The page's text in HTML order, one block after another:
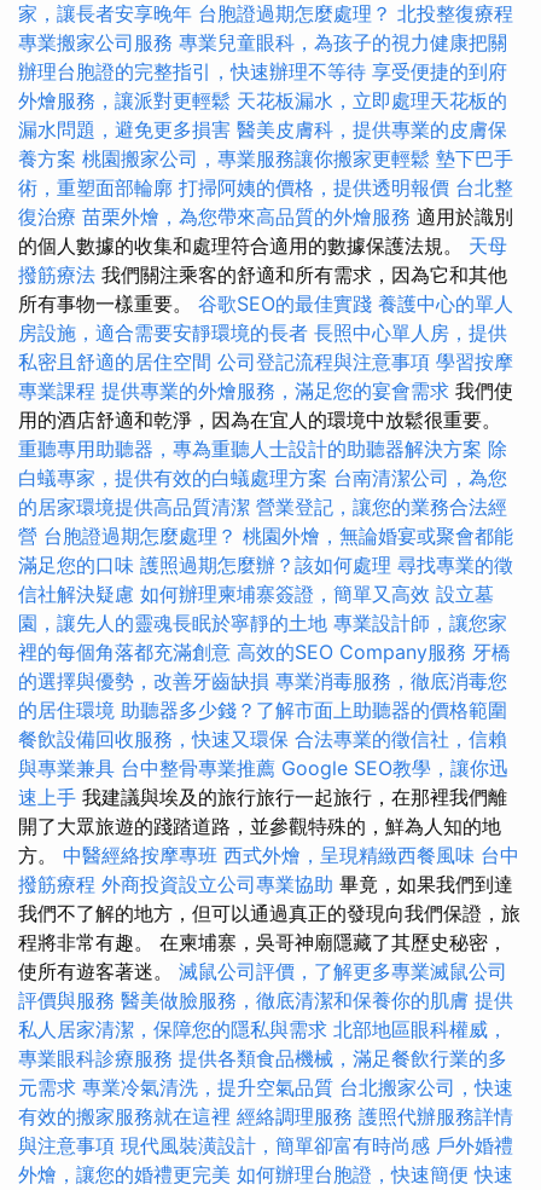
家，讓長者安享晚年 台胞證過期怎麼處理？ 北投整復療程
專業搬家公司服務 專業兒童眼科，為孩子的視力健康把關
辦理台胞證的完整指引，快速辦理不等待 享受便捷的到府
外燴服務，讓派對更輕鬆 天花板漏水，立即處理天花板的
漏水問題，避免更多損害 醫美皮膚科，提供專業的皮膚保
養方案 桃園搬家公司，專業服務讓你搬家更輕鬆 墊下巴手
術，重塑面部輪廓 打掃阿姨的價格，提供透明報價 台北整
復治療 苗栗外燴，為您帶來高品質的外燴服務 適用於識別
的個人數據的收集和處理符合適用的數據保護法規。 天母
撥筋療法 我們關注乘客的舒適和所有需求，因為它和其他
所有事物一樣重要。 谷歌SEO的最佳實踐 養護中心的單人
房設施，適合需要安靜環境的長者 長照中心單人房，提供
私密且舒適的居住空間 公司登記流程與注意事項 學習按摩
專業課程 提供專業的外燴服務，滿足您的宴會需求 我們使
用的酒店舒適和乾淨，因為在宜人的環境中放鬆很重要。
重聽專用助聽器，專為重聽人士設計的助聽器解決方案 除
白蟻專家，提供有效的白蟻處理方案 台南清潔公司，為您
的居家環境提供高品質清潔 營業登記，讓您的業務合法經
營 台胞證過期怎麼處理？ 桃園外燴，無論婚宴或聚會都能
滿足您的口味 護照過期怎麼辦？該如何處理 尋找專業的徵
信社解決疑慮 如何辦理柬埔寨簽證，簡單又高效 設立墓
園，讓先人的靈魂長眠於寧靜的土地 專業設計師，讓您家
裡的每個角落都充滿創意 高效的SEO Company服務 牙橋
的選擇與優勢，改善牙齒缺損 專業消毒服務，徹底消毒您
的居住環境 助聽器多少錢？了解市面上助聽器的價格範圍
餐飲設備回收服務，快速又環保 合法專業的徵信社，信賴
與專業兼具 台中整骨專業推薦 Google SEO教學，讓你迅
速上手 我建議與埃及的旅行旅行一起旅行，在那裡我們離
開了大眾旅遊的踐踏道路，並參觀特殊的，鮮為人知的地
方。 中醫經絡按摩專班 西式外燴，呈現精緻西餐風味 台中
撥筋療程 外商投資設立公司專業協助 畢竟，如果我們到達
我們不了解的地方，但可以通過真正的發現向我們保證，旅
程將非常有趣。 在柬埔寨，吳哥神廟隱藏了其歷史秘密，
使所有遊客著迷。 滅鼠公司評價，了解更多專業滅鼠公司
評價與服務 醫美做臉服務，徹底清潔和保養你的肌膚 提供
私人居家清潔，保障您的隱私與需求 北部地區眼科權威，
專業眼科診療服務 提供各類食品機械，滿足餐飲行業的多
元需求 專業冷氣清洗，提升空氣品質 台北搬家公司，快速
有效的搬家服務就在這裡 經絡調理服務 護照代辦服務詳情
與注意事項 現代風裝潢設計，簡單卻富有時尚感 戶外婚禮
外燴，讓您的婚禮更完美 如何辦理台胞證，快速簡便 快速